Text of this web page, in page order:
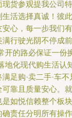
货参观提我公司特
活选择真诚！彼此
心，每一步我们有
行驶光阴不停成前
开的路必保证一份
地化现代购生活认
足购·卖二手·车不
靠且质量安心。就
如悦信赖整个板块
责任分明所有操作